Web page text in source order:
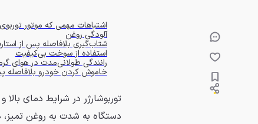
اشتباهات مهمی که موتور
آلودگی روغن
شتاب‌گیری بلافاصله پس از
استفاده از سوخت بی‌کیفیت
رانندگی طولانی‌مدت در هوای
خاموش کردن خودرو بلافاصله
توربوشارژر در شرایط دمای
دستگاه به شدت به روغن